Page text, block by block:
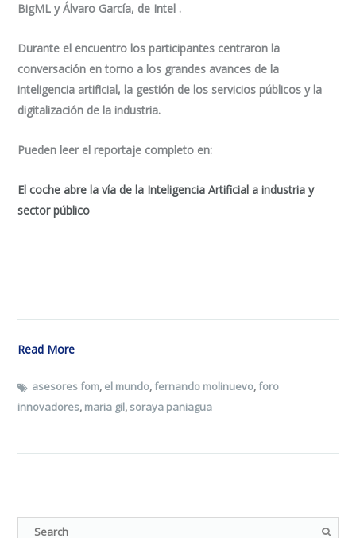
BigML y Álvaro García, de Intel .
Durante el encuentro los participantes centraron la
conversación en torno a los grandes avances de la
inteligencia artificial, la gestión de los servicios públicos y la
digitalización de la industria.
Pueden leer el reportaje completo en:
El coche abre la vía de la Inteligencia Artificial a industria y
sector público
Read More
asesores fom, el mundo,fernando molinuevo,foro
innovadores, maria gil, soraya paniagua